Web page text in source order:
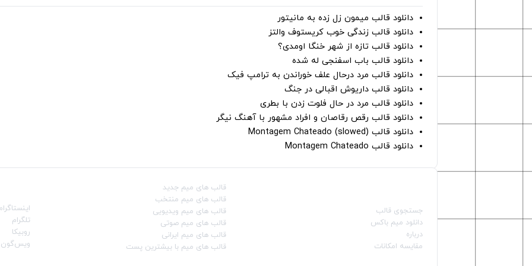
دانلود قالب میمون زل زده به مانیتور
دانلود قالب زندگی خوب کریستوف والتز
دانلود قالب تازه از شهر خنگا اومدی؟
دانلود قالب باب اسفنجی له شده
دانلود قالب مرد درحال علف خوراندن به ترامپ فیک
دانلود قالب داریوش اقبالی در جنگ
دانلود قالب مرد در حال فلوت زدن با بطری
دانلود قالب رقص رقاصان و افراد مشهور با آهنگ نیگر
دانلود قالب Montagem Chateado (slowed)
دانلود قالب Montagem Chateado
جستجوی قالب
دانلود میم باکس
درباره
مقایسه امکانات
قالب‌ های میم جدید
قالب‌ های میم منتخب
قالب‌ های میم ویدیویی
قالب‌ های میم صوتی
قالب‌ های میم ایرانی
قالب‌ های میم با بیشترین پست
تلگرام
روبیکا
ویس‌گون